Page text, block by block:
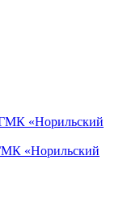
«Норильский
«Норильский